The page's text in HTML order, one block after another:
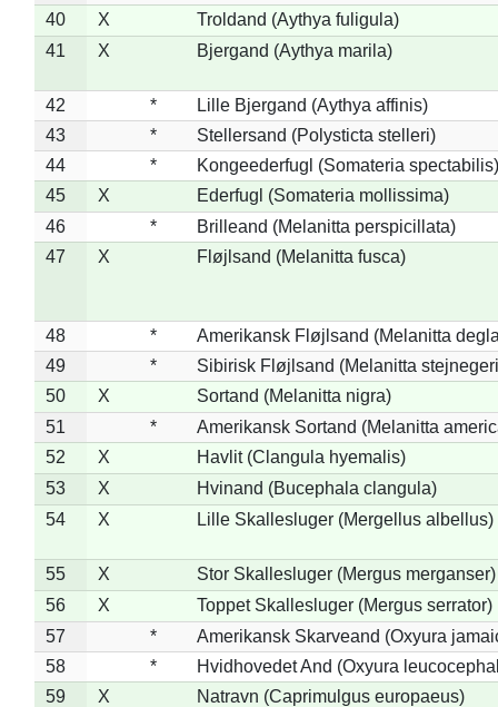
40
X
Troldand (Aythya fuligula)
41
X Bjergand (Aythya marila)
42 *
Lille Bjergand (Aythya affinis)
43
*
Stellersand (Polysticta stelleri)
44
*
Kongeederfugl (Somateria spectabilis)
45
X
Ederfugl (Somateria mollissima)
46
*
Brilleand (Melanitta perspicillata)
47
X Fløjlsand (Melanitta fusca)
48 *
Amerikansk Fløjlsand (Melanitta
49
*
Sibirisk Fløjlsand (Melanitta
50
X
Sortand (Melanitta nigra)
51
*
Amerikansk Sortand (Melanitta
52
X
Havlit (Clangula hyemalis)
53
X
Hvinand (Bucephala clangula)
54
X Lille Skallesluger (Mergellus albellus)
55 X
Stor Skallesluger (Mergus merganser)
56
X
Toppet Skallesluger (Mergus serrator)
57
*
Amerikansk Skarveand (Oxyura
58
*
Hvidhovedet And (Oxyura
59
X
Natravn (Caprimulgus europaeus)